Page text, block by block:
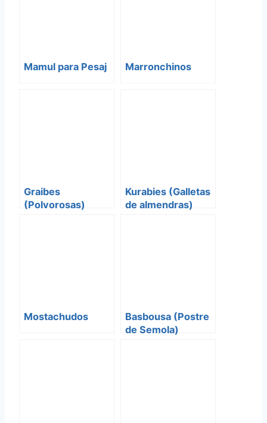
Mamul para Pesaj Marronchinos
Graibes
(Polvorosas)
Kurabies (Galletas
de almendras)
Mostachudos
Basbousa (Postre
de Semola)